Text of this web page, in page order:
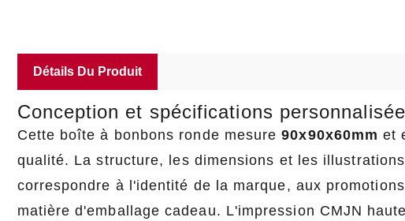
Détails Du Produit
Conception et spécifications
Cette boîte à bonbons ronde mesure90x90x60mm et
qualité. La structure, les dimensions et les
correspondre à l'identité de la marque, aux
matière d'emballage cadeau. L'impression CMJN